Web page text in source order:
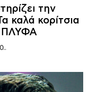
την
καλά κορίτσια
ΠΛΥΦΑ